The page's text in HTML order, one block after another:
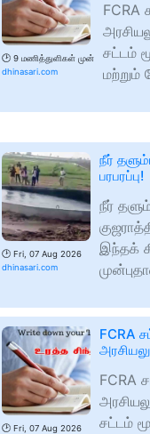
🕑 9 மணித்துளிகள் முன்
dhinasari.com
FCRA
சட்டம்
மற்றும்
🕑 Fri, 07 Aug 2026
dhinasari.com
நீர்
பரபரப்பு!
நீர்
இந்தக்
🕑 Fri, 07 Aug 2026
FCRA
FCRA
சட்டம்